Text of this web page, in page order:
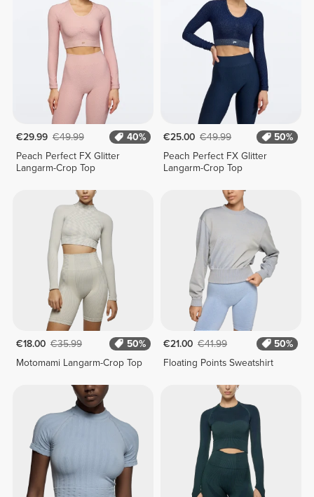
€29.99 €49.99
40%
Peach Perfect FX Glitter
Langarm-Crop Top
€25.00 €49.99
50%
Peach Perfect FX Glitter
Langarm-Crop Top
€18.00 €35.99
50%
Motomami Langarm-Crop Top
€21.00 €41.99
50%
Floating Points Sweatshirt